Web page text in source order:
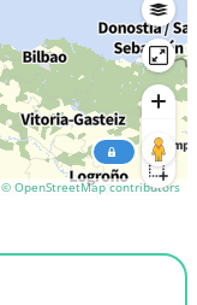
© OpenStreetMap contributors